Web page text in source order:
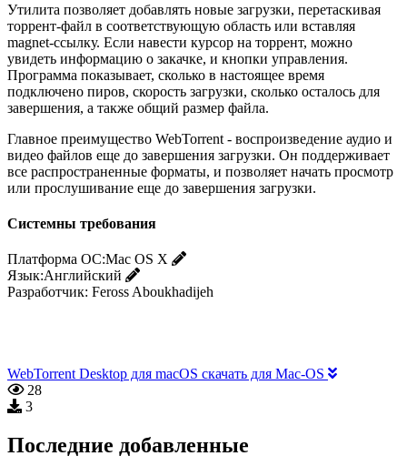
Утилита позволяет добавлять новые загрузки, перетаскивая
торрент-файл в соответствующую область или вставляя
magnet-ссылку. Если навести курсор на торрент, можно
увидеть информацию о закачке, и кнопки управления.
Программа показывает, сколько в настоящее время
подключено пиров, скорость загрузки, сколько осталось для
завершения, а также общий размер файла.
Главное преимущество WebTorrent - воспроизведение аудио и
видео файлов еще до завершения загрузки. Он поддерживает
все распространенные форматы, и позволяет начать просмотр
или прослушивание еще до завершения загрузки.
Системны требования
Платформа ОС:Mac OS X
Язык:Английский
Разработчик: Feross Aboukhadijeh
WebTorrent Desktop для macOS скачать для Mac-OS
28
3
Последние добавленные